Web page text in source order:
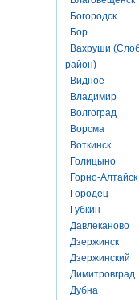
Богородск
Бор
Вахруши
район)
Видное
Владимир
Волгоград
Ворсма
Воткинск
Голицыно
Горно-Алтайск
Городец
Губкин
Давлеканово
Дзержинск
Дзержинский
Димитровград
Дубна